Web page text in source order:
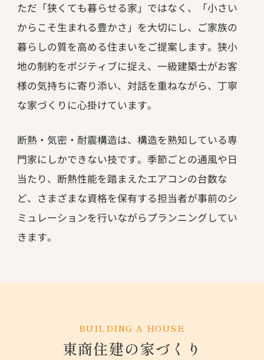
ただ「狭くても暮らせる家」ではなく、「小さい
からこそ生まれる豊かさ」を大切にし、ご家族の
暮らしの質を高める住まいをご提案します。狭小
地の制約をポジティブに捉え、一級建築士がお客
様の気持ちに寄り添い、対話を重ねながら、丁寧
な家づくりに心掛けています。
断熱・気密・耐震構造は、構造を熟知している専
門家にしかできない技です。季節ごとの通風や日
当たり、断熱性能を踏まえたエアコンの台数な
ど、さまざまな資格を保有する担当者が事前のシ
ミュレーションを行いながらプランニングしてい
きます。
BUILDING A HOUSE
東商住建の家づくり